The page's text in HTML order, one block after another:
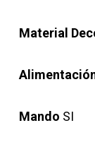
Material
Mando SI